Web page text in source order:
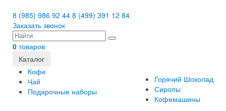
8 (985) 986 92 44 8 (499) 391 12 84
Заказать звонок
0 товаров
Каталог
Кофе
Чай
Подарочные наборы
Горячий Шоколад
Сиропы
Кофемашины